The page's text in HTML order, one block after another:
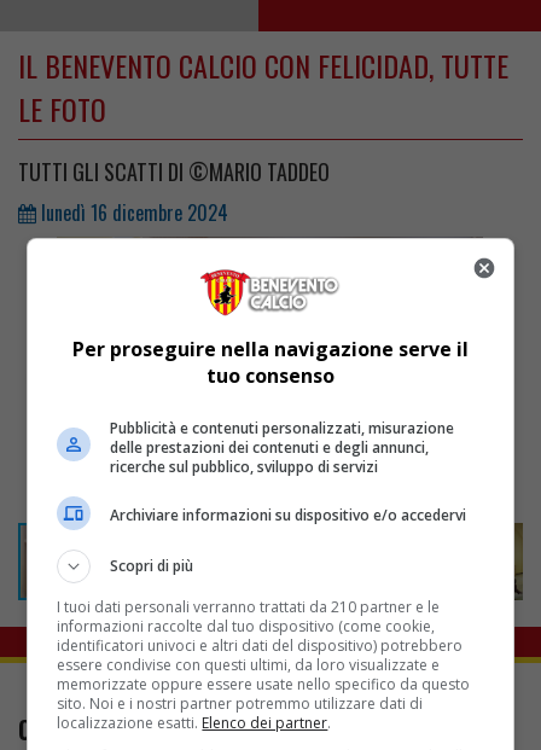
IL BENEVENTO CALCIO CON FELICIDAD, TUTTE
LE FOTO
TUTTI GLI SCATTI DI ©MARIO TADDEO
lunedì 16 dicembre 2024
CONTATTI
Per proseguire nella navigazione serve il
tuo consenso
Pubblicità e contenuti personalizzati, misurazione
delle prestazioni dei contenuti e degli annunci,
ricerche sul pubblico, sviluppo di servizi
Archiviare informazioni su dispositivo e/o accedervi
Scopri di più
I tuoi dati personali verranno trattati da 210 partner e le
informazioni raccolte dal tuo dispositivo (come cookie,
identificatori univoci e altri dati del dispositivo) potrebbero
essere condivise con questi ultimi, da loro visualizzate e
memorizzate oppure essere usate nello specifico da questo
sito. Noi e i nostri partner potremmo utilizzare dati di
localizzazione esatti. Elenco dei partner.